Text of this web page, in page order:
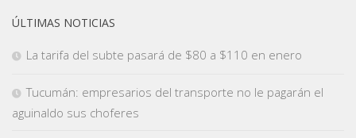
ÚLTIMAS NOTICIAS
La tarifa del subte pasará de $80 a $110 en enero
Tucumán: empresarios del transporte no le pagarán el
aguinaldo sus choferes